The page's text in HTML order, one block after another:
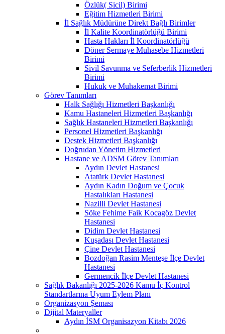
Özlük( Sicil) Birimi
Eğitim Hizmetleri Birimi
İl Sağlık Müdürüne Direkt Bağlı Birimler
İl Kalite Koordinatörlüğü Birimi
Hasta Hakları İl Koordinatörlüğü
Döner Sermaye Muhasebe Hizmetleri
Birimi
Sivil Savunma ve Seferberlik Hizmetleri
Birimi
Hukuk ve Muhakemat Birimi
Görev Tanımları
Halk Sağlığı Hizmetleri Başkanlığı
Kamu Hastaneleri Hizmetleri Başkanlığı
Sağlık Hastaneleri Hizmetleri Başkanlığı
Personel Hizmetleri Başkanlığı
Destek Hizmetleri Başkanlığı
Doğrudan Yönetim Hizmetleri
Hastane ve ADSM Görev Tanımları
Aydın Devlet Hastanesi
Atatürk Devlet Hastanesi
Aydın Kadın Doğum ve Çocuk
Hastalıkları Hastanesi
Nazilli Devlet Hastanesi
Söke Fehime Faik Kocagöz Devlet
Hastanesi
Didim Devlet Hastanesi
Kuşadası Devlet Hastanesi
Çine Devlet Hastanesi
Bozdoğan Rasim Menteşe İlçe Devlet
Hastanesi
Germencik İlçe Devlet Hastanesi
Sağlık Bakanlığı 2025-2026 Kamu İç Kontrol
Standartlarına Uyum Eylem Planı
Organizasyon Şeması
Dijital Materyaller
Aydın İSM Organisazyon Kitabı 2026